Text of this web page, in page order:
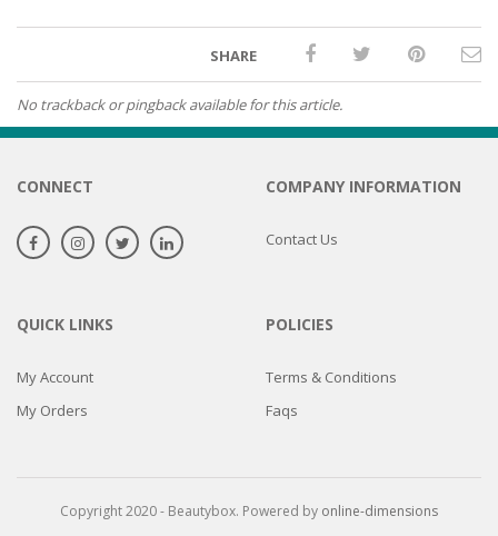
SHARE
No trackback or pingback available for this article.
CONNECT COMPANY INFORMATION
Contact Us
QUICK LINKS
My Account
My Orders
POLICIES
Terms & Conditions
Faqs
Copyright 2020 - Beautybox. Powered by online-dimensions